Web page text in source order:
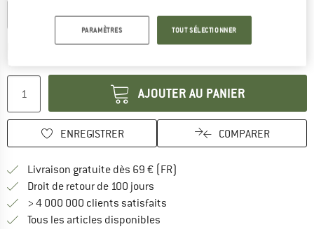
Long
Délai de livraison: 3-5 jours ouvrables
Le lien s'ouvre dans une
AJOUTER AU PANIER
ENREGISTRER COMPARER
Livraison gratuite dès 69 € (FR)
Droit de retour de 100 jours
> 4 000 000 clients satisfaits
Tous les articles disponibles
PARAMÈTRES TOUT SÉLECTIONNER